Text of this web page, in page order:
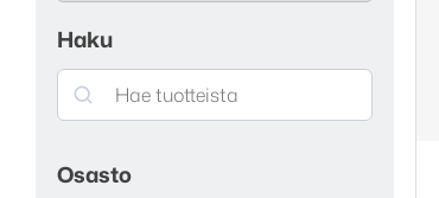
Haku
Search
Osasto